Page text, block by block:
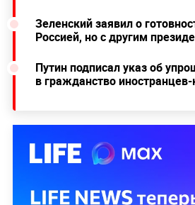
Зеленский заявил о
Россией, но с другим
Путин подписал указ об
в гражданство